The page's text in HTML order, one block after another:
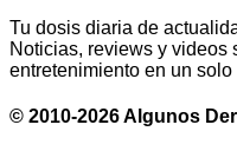
Tu dosis diaria de
Noticias, reviews y videos
entretenimiento en un solo
© 2010-2026 Algunos